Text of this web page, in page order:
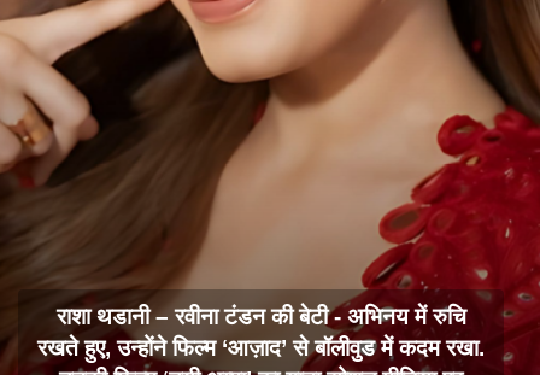
राशा थडानी – रवीना टंडन की बेटी - अभिनय में रुचि
रखते हुए, उन्होंने फिल्म ‘आज़ाद’ से बॉलीवुड में कदम रखा.